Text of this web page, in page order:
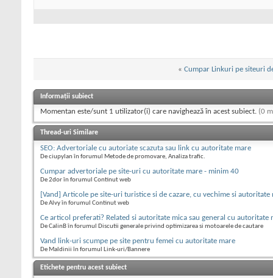
« Cumpar Linkuri pe siteuri
Informații subiect
Momentan este/sunt 1 utilizator(i) care navighează în acest subiect. (0
Thread-uri Similare
SEO: Advertoriale cu autoriate scazuta sau link cu autoritate mare
De ciupylan în forumul Metode de promovare, Analiza trafic.
Cumpar advertoriale pe site-uri cu autoritate mare - minim 40
De 2dor în forumul Continut web
[Vand] Articole pe site-uri turistice si de cazare, cu vechime si autoritate
De Alvy în forumul Continut web
Ce articol preferati? Related si autoritate mica sau general cu autoritate
De CalinB în forumul Discutii generale privind optimizarea si motoarele de cautare
Vand link-uri scumpe pe site pentru femei cu autoritate mare
De Maldinii în forumul Link-uri/Bannere
Etichete pentru acest subiect